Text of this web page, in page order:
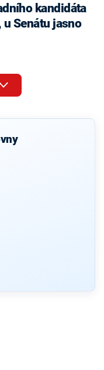
kandidáta
Senátu jasno